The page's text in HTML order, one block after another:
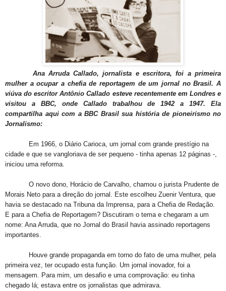
Ana Arruda Callado, jornalista e escritora, foi a primeira
mulher a ocupar a chefia de reportagem de um jornal no Brasil. A
viúva do escritor Antônio Callado esteve recentemente em Londres e
visitou a BBC, onde Callado trabalhou de 1942 a 1947. Ela
compartilha aqui com a BBC Brasil sua história de pioneirismo no
Jornalismo:
Em 1966, o Diário Carioca, um jornal com grande prestígio na
cidade e que se vangloriava de ser pequeno - tinha apenas 12 páginas -,
iniciou uma reforma.
O novo dono, Horácio de Carvalho, chamou o jurista Prudente de
Morais Neto para a direção do jornal. Este escolheu Zuenir Ventura, que
havia se destacado na Tribuna da Imprensa, para a Chefia de Redação.
E para a Chefia de Reportagem? Discutiram o tema e chegaram a um
nome: Ana Arruda, que no Jornal do Brasil havia assinado reportagens
importantes.
Houve grande propaganda em torno do fato de uma mulher, pela
primeira vez, ter ocupado esta função. Um jornal inovador, foi a
mensagem. Para mim, um desafio e uma comprovação: eu tinha
chegado lá; estava entre os jornalistas que admirava.